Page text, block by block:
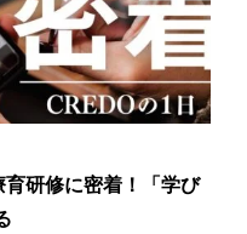
育研修に密着！「学び